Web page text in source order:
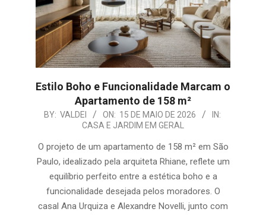
Estilo Boho e Funcionalidade Marcam o
Apartamento de 158 m²
2026-
15
BY: VALDEI ON: 15 DE MAIO DE 2026
IN:
CASA E JARDIM EM GERAL
O projeto de um apartamento de 158 m² em São
Paulo, idealizado pela arquiteta Rhiane, reflete um
equilíbrio perfeito entre a estética boho e a
funcionalidade desejada pelos moradores. O
casal Ana Urquiza e Alexandre Novelli, junto com